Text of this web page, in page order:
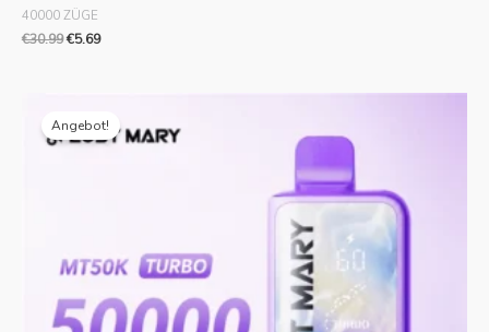
40000 ZÜGE
€30.99€5.69
Angebot!
war:
€35.99.
Preis
ist: